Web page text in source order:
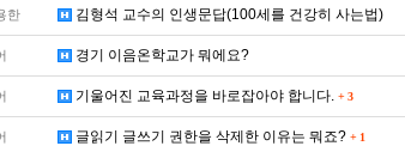
한 김형석 교수의 인생문답(100세를 건강히 사는법)
경기 이음온학교가 뭐에요?
기울어진 교육과정을 바로잡아야 합니다. + 3
글읽기 글쓰기 권한을 삭제한 이유는 뭐죠? + 1